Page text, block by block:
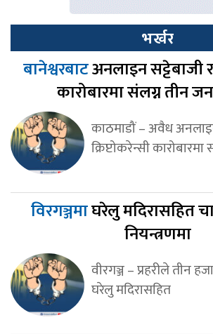
भर्खर
बानेश्वरबाटअनलाइन सट्टेबाजी र
कारोबारमा संलग्न तीन
काठमाडौं – अवैध
क्रिप्टोकरेन्सी
विरगञ्जमाघरेलु मदिरासहित
नियन्त्रणमा
वीरगञ्ज – प्रहरीले तीन
घरेलु मदिरासहित